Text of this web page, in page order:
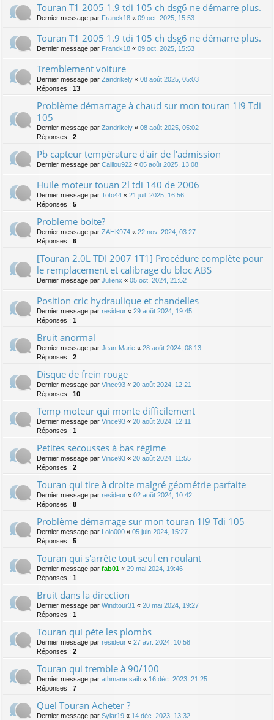
Touran T1 2005 1.9 tdi 105 ch dsg6 ne démarre plus.
Dernier message par Franck18 « 09 oct. 2025, 15:53
Touran T1 2005 1.9 tdi 105 ch dsg6 ne démarre plus.
Dernier message par Franck18 « 09 oct. 2025, 15:53
Tremblement voiture
Dernier message par Zandrikely « 08 août 2025, 05:03
Réponses : 13
Problème démarrage à chaud sur mon touran 1l9 Tdi
105
Dernier message par Zandrikely « 08 août 2025, 05:02
Réponses : 2
Pb capteur température d'air de l'admission
Dernier message par Caillou922 « 05 août 2025, 13:08
Huile moteur touan 2l tdi 140 de 2006
Dernier message par Toto44 « 21 juil. 2025, 16:56
Réponses : 5
Probleme boite?
Dernier message par ZAHK974 « 22 nov. 2024, 03:27
Réponses : 6
[Touran 2.0L TDI 2007 1T1] Procédure complète pour
le remplacement et calibrage du bloc ABS
Dernier message par Julienx « 05 oct. 2024, 21:52
Position cric hydraulique et chandelles
Dernier message par resideur « 29 août 2024, 19:45
Réponses : 1
Bruit anormal
Dernier message par Jean-Marie « 28 août 2024, 08:13
Réponses : 2
Disque de frein rouge
Dernier message par Vince93 « 20 août 2024, 12:21
Réponses : 10
Temp moteur qui monte difficilement
Dernier message par Vince93 « 20 août 2024, 12:11
Réponses : 1
Petites secousses à bas régime
Dernier message par Vince93 « 20 août 2024, 11:55
Réponses : 2
Touran qui tire à droite malgré géométrie parfaite
Dernier message par resideur « 02 août 2024, 10:42
Réponses : 8
Problème démarrage sur mon touran 1l9 Tdi 105
Dernier message par Lolo000 « 05 juin 2024, 15:27
Réponses : 5
Touran qui s'arrête tout seul en roulant
Dernier message par fab01 « 29 mai 2024, 19:46
Réponses : 1
Bruit dans la direction
Dernier message par Windtour31 « 20 mai 2024, 19:27
Réponses : 1
Touran qui pète les plombs
Dernier message par resideur « 27 avr. 2024, 10:58
Réponses : 2
Touran qui tremble à 90/100
Dernier message par athmane.saib « 16 déc. 2023, 21:25
Réponses : 7
Quel Touran Acheter ?
Dernier message par Sylar19 « 14 déc. 2023, 13:32